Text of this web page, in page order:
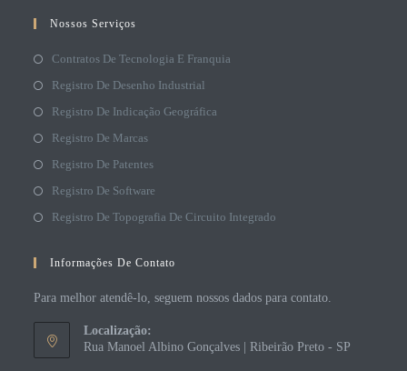
Nossos Serviços
Contratos De Tecnologia E Franquia
Registro De Desenho Industrial
Registro De Indicação Geográfica
Registro De Marcas
Registro De Patentes
Registro De Software
Registro De Topografia De Circuito Integrado
Informações De Contato
Para melhor atendê-lo, seguem nossos dados para contato.
Localização:
Rua Manoel Albino Gonçalves | Ribeirão Preto - SP